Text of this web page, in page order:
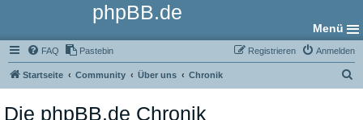
phpBB.de
Menü
FAQ Pastebin Anmelden
Registrieren
Startseite Community Über uns Chronik
Die phpBB.de Chronik